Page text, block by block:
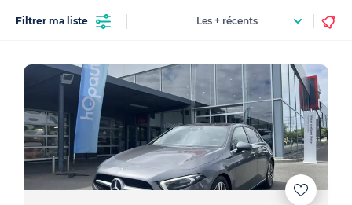
Filtrer ma liste